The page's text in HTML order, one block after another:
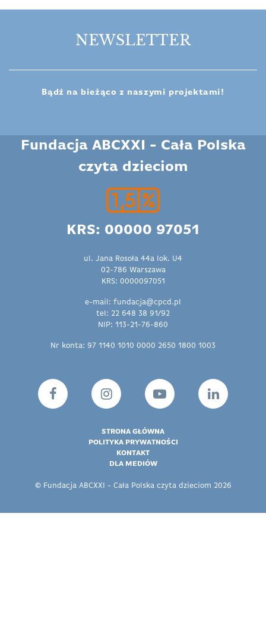
NEWSLETTER
Bądź na bieżąco z naszymi projektami!
Fundacja ABCXXI - Cała Polska
czyta dzieciom
KRS: 00000 97051
ul. Jana Rosoła 44a lok. U4
02-786 Warszawa
KRS: 0000097051
e-mail: fundacja@cpcd.pl
tel: 22 648 38 91/92
NIP: 113-21-76-860
Nr konta: 97 1140 1010 0000 2650 1800 1003
© Fundacja ABCXXI - Cała Polska czyta dzieciom 2026
STRONA GŁÓWNA
POLITYKA PRYWATNOŚCI
KONTAKT
DLA MEDIÓW